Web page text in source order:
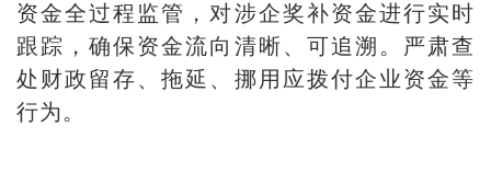
资金全过程监管，对涉企奖补资金进行实时
跟踪，确保资金流向清晰、可追溯。严肃查
处财政留存、拖延、挪用应拨付企业资金等
行为。